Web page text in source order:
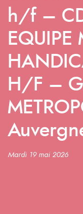
h/f –
EQUIPE
H/F –
Mardi 19 mai 2026